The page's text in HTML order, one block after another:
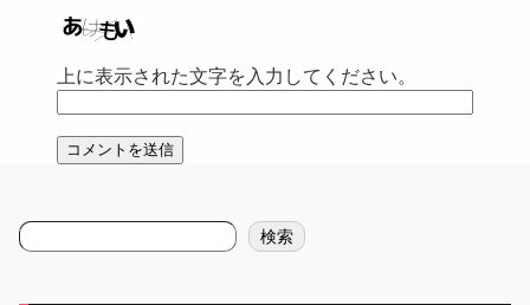
上に表示された文字を入力してください。
検
索
検索